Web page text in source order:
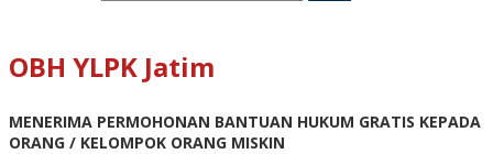
OBH YLPK Jatim
MENERIMA PERMOHONAN BANTUAN HUKUM GRATIS KEPADA
ORANG / KELOMPOK ORANG MISKIN